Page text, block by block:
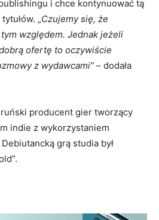
i chce kontynuować tą
„Czujemy się, że
względem. Jednak jeżeli
ofertę to oczywiście
z wydawcami” – dodała
producent gier tworzący
indie z wykorzystaniem
grą studia był